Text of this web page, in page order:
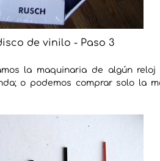
de vinilo - Paso 3
la maquinaria de algún
o podemos comprar solo la